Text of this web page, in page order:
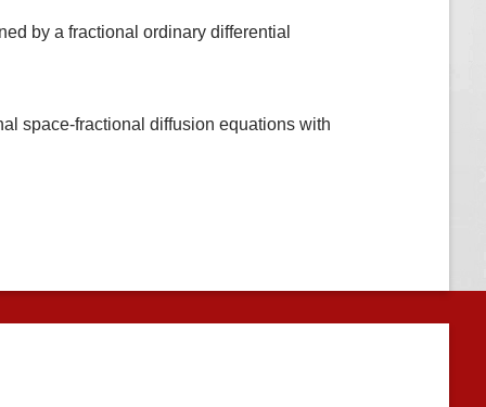
by a fractional ordinary differential
space-fractional diffusion equations with